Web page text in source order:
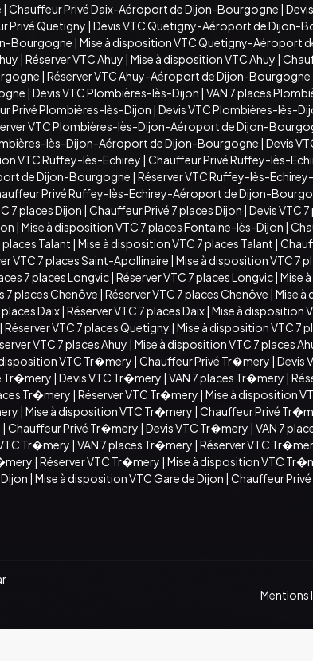
| Chauffeur Privé Daix-Aéroport de Dijon-Bourgogne |
Privé Quetigny | Devis VTC Quetigny-Aéroport de Dijon-
Bourgogne | Mise à disposition VTC Quetigny-Aéroport
| Réserver VTC Ahuy | Mise à disposition VTC Ahuy |
| Réserver VTC Ahuy-Aéroport de Dijon-Bourgogne
| Devis VTC Plombières-lès-Dijon | VAN 7 places
Privé Plombières-lès-Dijon | Devis VTC Plombières-lès-
VTC Plombières-lès-Dijon-Aéroport de Dijon-
lès-Dijon-Aéroport de Dijon-Bourgogne | Devis
VTC Ruffey-lès-Echirey | Chauffeur Privé Ruffey-lès-
de Dijon-Bourgogne | Réserver VTC Ruffey-lès-
Privé Ruffey-lès-Echirey-Aéroport de Dijon-
7 places Dijon | Chauffeur Privé 7 places Dijon | Devis VTC
| Mise à disposition VTC 7 places Fontaine-lès-Dijon |
places Talant | Mise à disposition VTC 7 places Talant |
VTC 7 places Saint-Apollinaire | Mise à disposition VTC 7
7 places Longvic| Réserver VTC 7 places Longvic| Mise
7 places Chenôve | Réserver VTC 7 places Chenôve | Mise à
places Daix| Réserver VTC 7 places Daix| Mise à disposition
| Réserver VTC 7 places Quetigny | Mise à disposition VTC 7
VTC 7 places Ahuy | Mise à disposition VTC 7 places
VTC Tr�mery | Chauffeur Privé Tr�mery | Devis
Tr�mery | Devis VTC Tr�mery | VAN 7 places Tr�mery |
Tr�mery | Réserver VTC Tr�mery | Mise à disposition
| Mise à disposition VTC Tr�mery | Chauffeur Privé
| Chauffeur Privé Tr�mery | Devis VTC Tr�mery | VAN 7
Tr�mery | VAN 7 places Tr�mery | Réserver VTC
| Réserver VTC Tr�mery | Mise à disposition VTC
| Mise à disposition VTC Gare de Dijon | Chauffeur
Mentions